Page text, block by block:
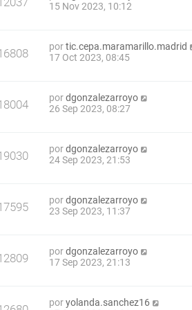
15 Nov 2023, 10:12
portic.cepa.maramarillo.madrid
17 Oct 2023, 08:45
pordgonzalezarroyo
26 Sep 2023, 08:27
pordgonzalezarroyo
24 Sep 2023, 21:53
pordgonzalezarroyo
23 Sep 2023, 11:37
pordgonzalezarroyo
17 Sep 2023, 21:13
poryolanda.sanchez16